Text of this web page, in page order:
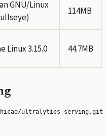
GNU/Linux
114MB
Linux 3.15.0 44.7MB
ultralytics-serving.git